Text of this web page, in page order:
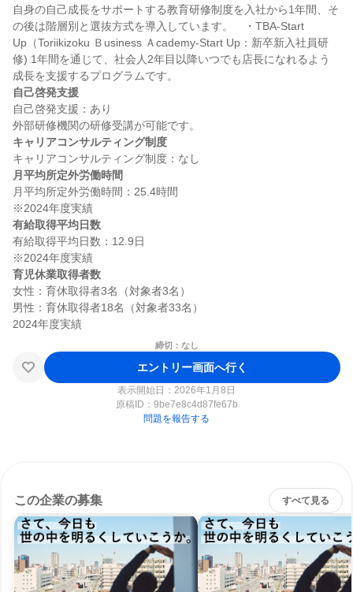
自身の自己成長をサポートする教育研修制度を入社から1年間、そ
の後は階層別と選抜方式を導入しています。　・TBA-Start
Up（Toriikizoku Ｂusiness Ａcademy-Start Up：新卒新入社員研
修) 1年間を通じて、社会人2年目以降いつでも店長になれるよう
自己啓発支援
自己啓発支援：あり
キャリアコンサルティング制度
月平均所定外労働時間
月平均所定外労働時間：25.4時間
有給取得平均日数
有給取得平均日数：12.9日
育児休業取得者数
女性：育休取得者3名（対象者3名）
男性：育休取得者18名（対象者33名）
締切：なし
エントリー画面へ行く
表示開始日：2026年1月8日
原稿ID： 9be7e8c4d87fe67b
問題を報告する
この企業の募集 すべて見る